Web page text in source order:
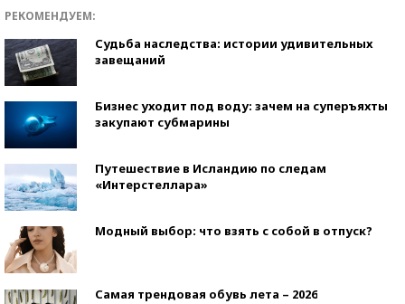
РЕКОМЕНДУЕМ:
Судьба наследства: истории удивительных
завещаний
Бизнес уходит под воду: зачем на суперъяхты
закупают субмарины
Путешествие в Исландию по следам
«Интерстеллара»
Модный выбор: что взять с собой в отпуск?
Самая трендовая обувь лета – 2026